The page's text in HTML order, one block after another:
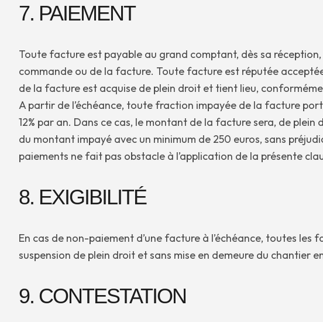
7. PAIEMENT
Toute facture est payable au grand comptant, dès sa
commande ou de la facture. Toute facture est réputée
de la facture est acquise de plein droit et tient lieu,
A partir de l’échéance, toute fraction impayée de la facture
12% par an. Dans ce cas, le montant de la facture sera, de
du montant impayé avec un minimum de 250 euros, sans
paiements ne fait pas obstacle à l’application de la présente
8. EXIGIBILITÉ
En cas de non-paiement d’une facture à l’échéance, toutes
suspension de plein droit et sans mise en demeure du chantier
9. CONTESTATION